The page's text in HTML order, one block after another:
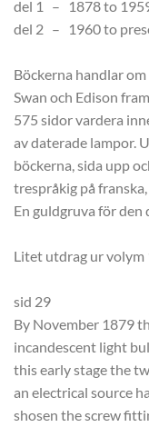
del 1 – 1878 to
del 2 – 1960 to
Böckerna handlar
Swan och Edison
575 sidor vardera
av daterade lampor.
böckerna, sida upp
trespråkig på
En guldgruva för
Litet utdrag ur volym
sid 29
By November 1879
incandescent light
this early stage the
an electrical source
shosen the screw